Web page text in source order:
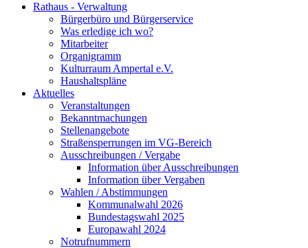
Rathaus - Verwaltung
Bürgerbüro und Bürgerservice
Was erledige ich wo?
Mitarbeiter
Organigramm
Kulturraum Ampertal e.V.
Haushaltspläne
Aktuelles
Veranstaltungen
Bekanntmachungen
Stellenangebote
Straßensperrungen im VG-Bereich
Ausschreibungen / Vergabe
Information über Ausschreibungen
Information über Vergaben
Wahlen / Abstimmungen
Kommunalwahl 2026
Bundestagswahl 2025
Europawahl 2024
Notrufnummern